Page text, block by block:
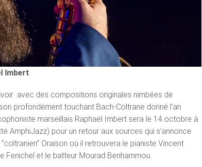
avec des compositions originales nimbées de
profondément touchant Bach-Coltrane donné l’an
marseillais Raphaël Imbert sera le 14 octobre à
AmphiJazz) pour un retour aux sources qui s’annonce
Oraison où il retrouvera le pianiste Vincent
Fenichel et le batteur Mourad Benhammou.
Merci de Liker notre page Facebook !